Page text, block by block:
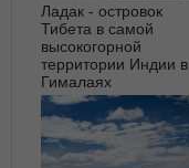
Ладак - островок
Тибета в самой
высокогорной
территории Индии в
Гималаях